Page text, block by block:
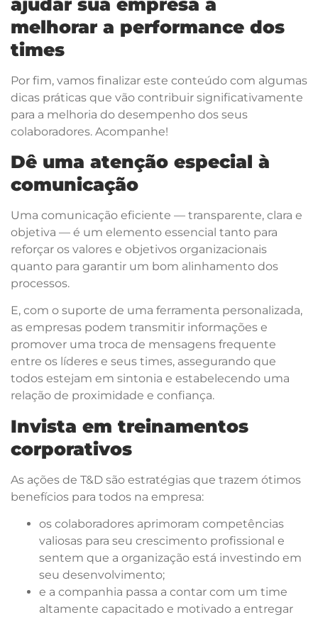
melhorar a performance dos
times
Por fim, vamos finalizar este conteúdo com algumas
dicas práticas que vão contribuir significativamente
para a melhoria do desempenho dos seus
colaboradores. Acompanhe!
Dê uma atenção especial à
comunicação
Uma comunicação eficiente — transparente, clara e
objetiva — é um elemento essencial tanto para
reforçar os valores e objetivos organizacionais
quanto para garantir um bom alinhamento dos
processos.
E, com o suporte de uma ferramenta personalizada,
as empresas podem transmitir informações e
promover uma troca de mensagens frequente
entre os líderes e seus times, assegurando que
todos estejam em sintonia e estabelecendo uma
relação de proximidade e confiança.
Invista em treinamentos
corporativos
As ações de T&D são estratégias que trazem ótimos
benefícios para todos na empresa:
os colaboradores aprimoram competências
valiosas para seu crescimento profissional e
sentem que a organização está investindo em
seu desenvolvimento;
e a companhia passa a contar com um time
altamente capacitado e motivado a entregar